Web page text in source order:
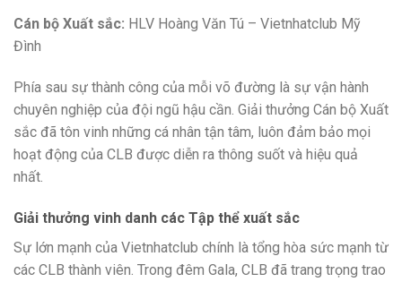
Cán bộ Xuất sắc: HLV Hoàng Văn Tú – Vietnhatclub Mỹ
Đình
Phía sau sự thành công của mỗi võ đường là sự vận hành
chuyên nghiệp của đội ngũ hậu cần. Giải thưởng Cán bộ Xuất
sắc đã tôn vinh những cá nhân tận tâm, luôn đảm bảo mọi
hoạt động của CLB được diễn ra thông suốt và hiệu quả
nhất.
Giải thưởng vinh danh các Tập thể xuất sắc
Sự lớn mạnh của Vietnhatclub chính là tổng hòa sức mạnh từ
các CLB thành viên. Trong đêm Gala, CLB đã trang trọng trao